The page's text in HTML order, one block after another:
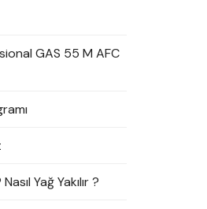
GAS 55 M AFC
Yağ Yakılır ?